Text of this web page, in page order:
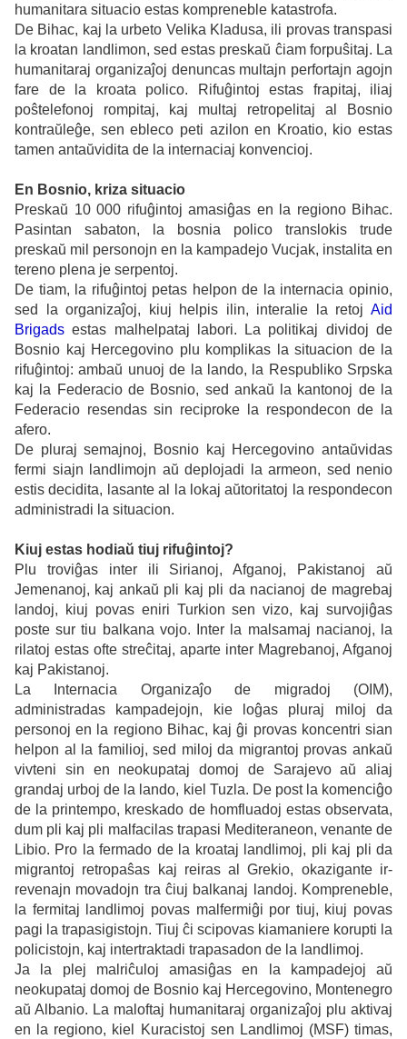
humanitara situacio estas kompreneble katastrofa.
De Bihac, kaj la urbeto Velika Kladusa, ili provas transpasi
la kroatan landlimon, sed estas preskaŭ ĉiam forpuŝitaj. La
humanitaraj organizaĵoj denuncas multajn perfortajn agojn
fare de la kroata polico. Rifuĝintoj estas frapitaj, iliaj
poŝtelefonoj rompitaj, kaj multaj retropelitaj al Bosnio
kontraŭleĝe, sen ebleco peti azilon en Kroatio, kio estas
tamen antaŭvidita de la internaciaj konvencioj.
En Bosnio, kriza situacio
Preskaŭ 10 000 rifuĝintoj amasiĝas en la regiono Bihac.
Pasintan sabaton, la bosnia polico translokis trude
preskaŭ mil personojn en la kampadejo Vucjak, instalita en
tereno plena je serpentoj.
De tiam, la rifuĝintoj petas helpon de la internacia opinio,
sed la organizaĵoj, kiuj helpis ilin, interalie la retoj Aid
Brigads estas malhelpataj labori. La politikaj dividoj de
Bosnio kaj Hercegovino plu komplikas la situacion de la
rifuĝintoj: ambaŭ unuoj de la lando, la Respubliko Srpska
kaj la Federacio de Bosnio, sed ankaŭ la kantonoj de la
Federacio resendas sin reciproke la respondecon de la
afero.
De pluraj semajnoj, Bosnio kaj Hercegovino antaŭvidas
fermi siajn landlimojn aŭ deplojadi la armeon, sed nenio
estis decidita, lasante al la lokaj aŭtoritatoj la respondecon
administradi la situacion.
Kiuj estas hodiaŭ tiuj rifuĝintoj?
Plu troviĝas inter ili Sirianoj, Afganoj, Pakistanoj aŭ
Jemenanoj, kaj ankaŭ pli kaj pli da nacianoj de magrebaj
landoj, kiuj povas eniri Turkion sen vizo, kaj survojiĝas
poste sur tiu balkana vojo. Inter la malsamaj nacianoj, la
rilatoj estas ofte streĉitaj, aparte inter Magrebanoj, Afganoj
kaj Pakistanoj.
La Internacia Organizaĵo de migradoj (OIM),
administradas kampadejojn, kie loĝas pluraj miloj da
personoj en la regiono Bihac, kaj ĝi provas koncentri sian
helpon al la familioj, sed miloj da migrantoj provas ankaŭ
vivteni sin en neokupataj domoj de Sarajevo aŭ aliaj
grandaj urboj de la lando, kiel Tuzla. De post la komenciĝo
de la printempo, kreskado de homfluadoj estas observata,
dum pli kaj pli malfacilas trapasi Mediteraneon, venante de
Libio. Pro la fermado de la kroataj landlimoj, pli kaj pli da
migrantoj retropaŝas kaj reiras al Grekio, okazigante ir-
revenajn movadojn tra ĉiuj balkanaj landoj. Kompreneble,
la fermitaj landlimoj povas malfermiĝi por tiuj, kiuj povas
pagi la trapasigistojn. Tiuj ĉi scipovas kiamaniere korupti la
policistojn, kaj intertraktadi trapasadon de la landlimoj.
Ja la plej malriĉuloj amasiĝas en la kampadejoj aŭ
neokupataj domoj de Bosnio kaj Hercegovino, Montenegro
aŭ Albanio. La maloftaj humanitaraj organizaĵoj plu aktivaj
en la regiono, kiel Kuracistoj sen Landlimoj (MSF) timas,